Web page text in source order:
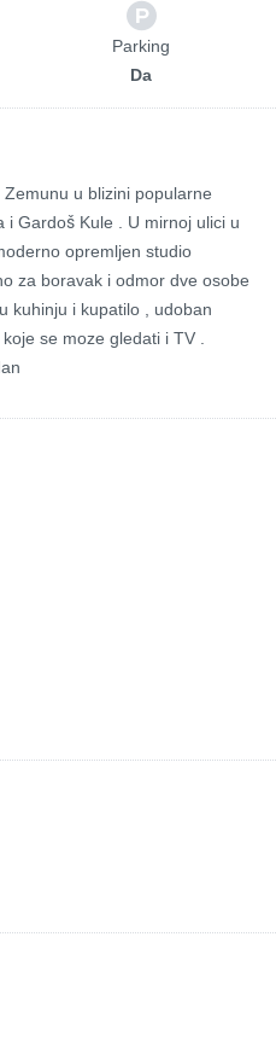
Parking
Da
u blizini popularne
i Gardoš Kule . U mirnoj ulici u
opremljen studio
za boravak i odmor dve osobe
kuhinju i kupatilo , udoban
se moze gledati i TV .